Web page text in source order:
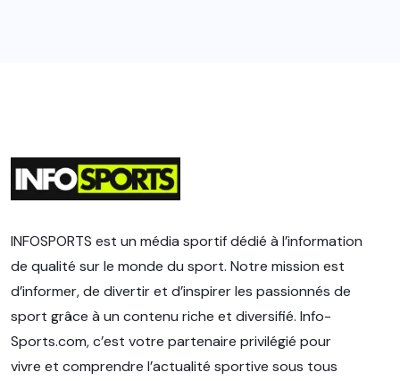
INFOSPORTS est un média sportif dédié à l’information
de qualité sur le monde du sport. Notre mission est
d’informer, de divertir et d’inspirer les passionnés de
sport grâce à un contenu riche et diversifié. Info-
Sports.com, c’est votre partenaire privilégié pour
vivre et comprendre l’actualité sportive sous tous